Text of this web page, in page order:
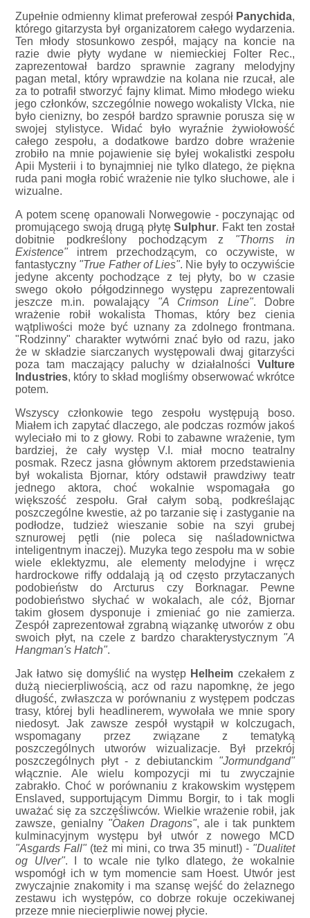
Zupełnie odmienny klimat preferował zespół Panychida,
którego gitarzysta był organizatorem całego wydarzenia.
Ten młody stosunkowo zespół, mający na koncie na
razie dwie płyty wydane w niemieckiej Folter Rec.,
zaprezentował bardzo sprawnie zagrany melodyjny
pagan metal, który wprawdzie na kolana nie rzucał, ale
za to potrafił stworzyć fajny klimat. Mimo młodego wieku
jego członków, szczególnie nowego wokalisty Vlcka, nie
było cienizny, bo zespół bardzo sprawnie porusza się w
swojej stylistyce. Widać było wyraźnie żywiołowość
całego zespołu, a dodatkowe bardzo dobre wrażenie
zrobiło na mnie pojawienie się byłej wokalistki zespołu
Apii Mysterii i to bynajmniej nie tylko dlatego, że piękna
ruda pani mogła robić wrażenie nie tylko słuchowe, ale i
wizualne.
A potem scenę opanowali Norwegowie - poczynając od
promującego swoją drugą płytęSulphur. Fakt ten został
dobitnie podkreślony pochodzącym z "Thorns in
Existence"intrem przechodzącym, co oczywiste, w
fantastyczny "True Father of Lies". Nie były to oczywiście
jedyne akcenty pochodzące z tej płyty, bo w czasie
swego około półgodzinnego występu zaprezentowali
jeszcze m.in. powalający "A Crimson Line". Dobre
wrażenie robił wokalista Thomas, który bez cienia
wątpliwości może być uznany za zdolnego frontmana.
"Rodzinny" charakter wytwórni znać było od razu, jako
że w składzie siarczanych występowali dwaj gitarzyści
poza tam maczający paluchy w działalności Vulture
Industries, który to skład mogliśmy obserwować wkrótce
potem.
Wszyscy członkowie tego zespołu występują boso.
Miałem ich zapytać dlaczego, ale podczas rozmów jakoś
wyleciało mi to z głowy. Robi to zabawne wrażenie, tym
bardziej, że cały występ V.I. miał mocno teatralny
posmak. Rzecz jasna głównym aktorem przedstawienia
był wokalista Bjornar, który odstawił prawdziwy teatr
jednego aktora, choć wokalnie wspomagała go
większość zespołu. Grał całym sobą, podkreślając
poszczególne kwestie, aż po tarzanie się i zastyganie na
podłodze, tudzież wieszanie sobie na szyi grubej
sznurowej pętli (nie poleca się naśladownictwa
inteligentnym inaczej). Muzyka tego zespołu ma w sobie
wiele eklektyzmu, ale elementy melodyjne i wręcz
hardrockowe riffy oddalają ją od często przytaczanych
podobieństw do Arcturus czy Borknagar. Pewne
podobieństwo słychać w wokalach, ale cóż, Bjornar
takim głosem dysponuje i zmieniać go nie zamierza.
Zespół zaprezentował zgrabną wiązankę utworów z obu
swoich płyt, na czele z bardzo charakterystycznym "A
Hangman's Hatch".
Jak łatwo się domyślić na występ Helheim czekałem z
dużą niecierpliwością, acz od razu napomknę, że jego
długość, zwłaszcza w porównaniu z występem podczas
trasy, której byli headlinerem, wywołała we mnie spory
niedosyt. Jak zawsze zespół wystąpił w kolczugach,
wspomagany przez związane z tematyką
poszczególnych utworów wizualizacje. Był przekrój
poszczególnych płyt - z debiutanckim "Jormundgand"
włącznie. Ale wielu kompozycji mi tu zwyczajnie
zabrakło. Choć w porównaniu z krakowskim występem
Enslaved, supportującym Dimmu Borgir, to i tak mogli
uważać się za szczęśliwców. Wielkie wrażenie robił, jak
zawsze, genialny "Oaken Dragons", ale i tak punktem
kulminacyjnym występu był utwór z nowego MCD
"Asgards Fall"(też mi mini, co trwa 35 minut!) - "Dualitet
og Ulver". I to wcale nie tylko dlatego, że wokalnie
wspomógł ich w tym momencie sam Hoest. Utwór jest
zwyczajnie znakomity i ma szansę wejść do żelaznego
zestawu ich występów, co dobrze rokuje oczekiwanej
przeze mnie niecierpliwie nowej płycie.